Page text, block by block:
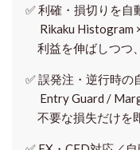
✅利確・損切りを自
Rikaku Histogram
利益を伸ばしつつ
✅誤発注・逆行時の
Entry Guard /
不要な損失だけを